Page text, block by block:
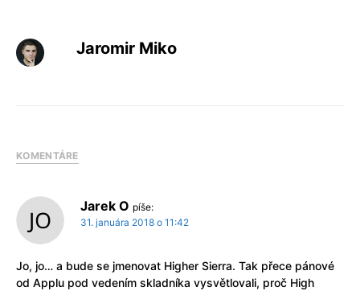
Jaromir Miko
KOMENTÁRE
Jarek O píše:
31. januára 2018 o 11:42
Jo, jo… a bude se jmenovat Higher Sierra. Tak přece pánové
od Applu pod vedením skladníka vysvětlovali, proč High